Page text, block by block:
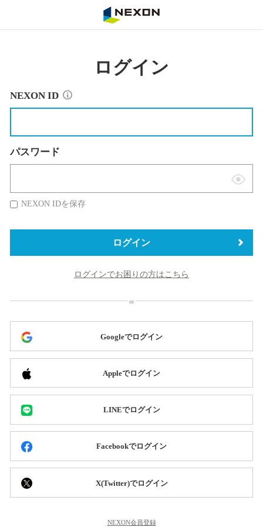
ログイン
NEXON ID
パスワード
表
替
NEXON IDを保存
ログイン
ログインでお困りの方はこちら
Googleでログイン
Appleでログイン
LINEでログイン
Facebookでログイン
X(Twitter)でログイン
NEXON会員登録